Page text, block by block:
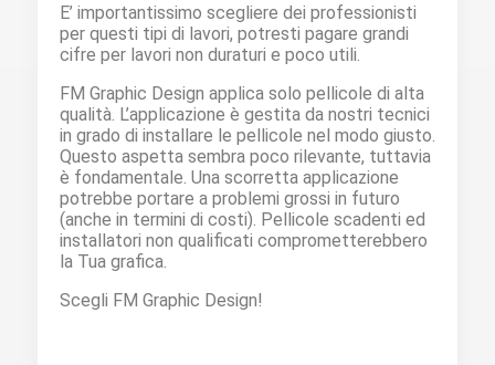
E’ importantissimo scegliere dei professionisti
per questi tipi di lavori, potresti pagare grandi
cifre per lavori non duraturi e poco utili.
FM Graphic Design applica solo pellicole di alta
qualità. L’applicazione è gestita da nostri tecnici
in grado di installare le pellicole nel modo giusto.
Questo aspetta sembra poco rilevante, tuttavia
è fondamentale. Una scorretta applicazione
potrebbe portare a problemi grossi in futuro
(anche in termini di costi). Pellicole scadenti ed
installatori non qualificati comprometterebbero
la Tua grafica.
Scegli FM Graphic Design!